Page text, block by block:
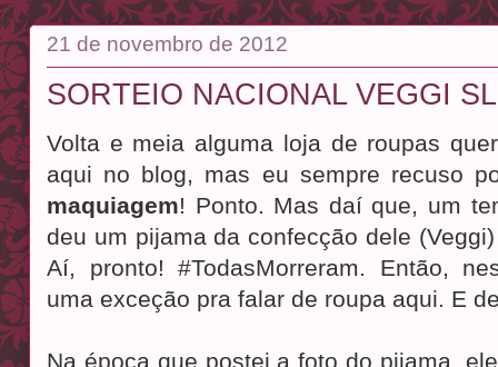
21 de novembro de 2012
SORTEIO NACIONAL VEGGI
Volta e meia alguma loja de roupas
aqui no blog, mas eu sempre recuso
maquiagem! Ponto. Mas daí que, um
deu um pijama da confecção dele
Aí, pronto! #TodasMorreram. Então,
uma exceção pra falar de roupa aqui. E
Na época que postei a foto do pijama,